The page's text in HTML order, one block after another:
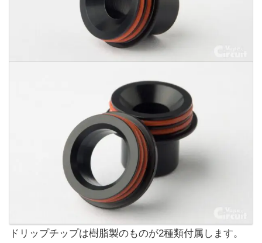
ドリップチップは樹脂製のものが2種類付属します。